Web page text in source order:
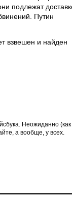
подлежат
Путин
взвешен и найден
Неожиданно (как
а вообще, у всех.